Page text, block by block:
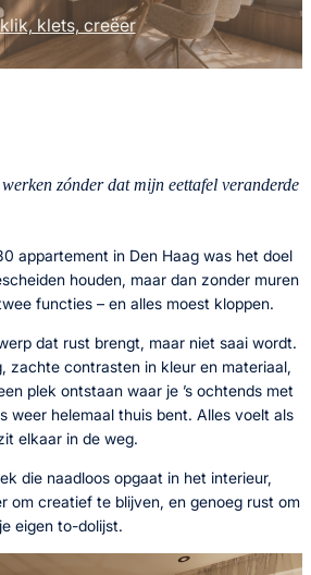
klik, klets, creëer
zónder dat mijn eettafel veranderde
appartement in Den Haag was het doel
houden, maar dan zonder muren
functies – en alles moest kloppen.
dat rust brengt, maar niet saai wordt.
zachte contrasten in kleur en materiaal,
plek ontstaan waar je ’s ochtends met
weer helemaal thuis bent. Alles voelt als
elkaar in de weg.
die naadloos opgaat in het interieur,
om creatief te blijven, en genoeg rust om
eigen to-dolijst.